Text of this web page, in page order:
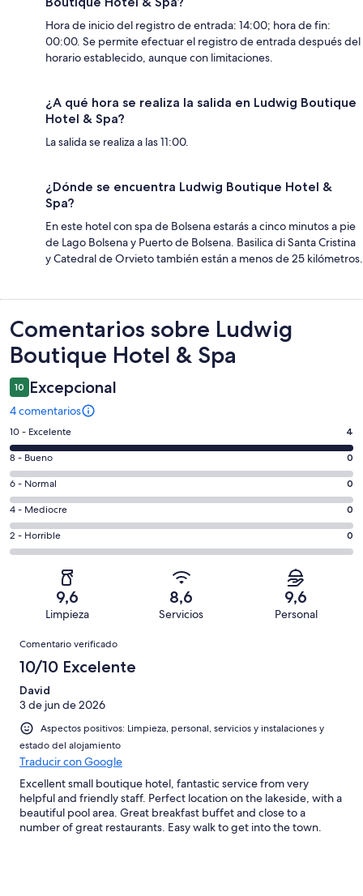
Hora de inicio del registro de entrada: 14:00; hora de fin:
00:00. Se permite efectuar el registro de entrada después del
horario establecido, aunque con limitaciones.
¿A qué hora se realiza la salida en Ludwig Boutique
Hotel & Spa?
La salida se realiza a las 11:00.
¿Dónde se encuentra Ludwig Boutique Hotel &
Spa?
En este hotel con spa de Bolsena estarás a cinco minutos a pie
de Lago Bolsena y Puerto de Bolsena. Basilica di Santa Cristina
y Catedral de Orvieto también están a menos de 25 kilómetros.
Comentarios
Comentarios sobre Ludwig
Boutique Hotel & Spa
10 Excepcional
4 comentarios
4
comentarios
de
un
total
de
4
con
puntuación
10 - Excelente 4
0
comentarios
de
un
total
de
puntuación
8 - Bueno 0
0
comentarios
de
un
total
puntuación
Normal
6 - Normal 0
0
comentarios
de
una
puntuación
Mediocre
4 - Mediocre 0
0
comentarios
una
puntuación
de
Horrible
2 - Horrible 0
9,6
Limpieza
8,6
Servicios
9,6
Personal
Comentarios
Comentario verificado
10/10 Excelente
David
3 de jun de 2026
Aspectos positivos: Limpieza, personal, servicios y instalaciones y
estado del alojamiento
Traducir con Google
Excellent small boutique hotel, fantastic service from very
helpful and friendly staff. Perfect location on the lakeside, with a
beautiful pool area. Great breakfast buffet and close to a
number of great restaurants. Easy walk to get into the town.